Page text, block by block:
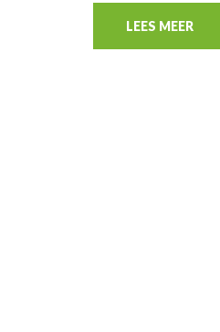
LEES MEER